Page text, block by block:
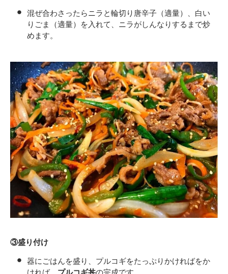
混ぜ合わさったらニラと輪切り唐辛子（適量）、白い
りごま（適量）を入れて、ニラがしんなりするまで炒
めます。
③盛り付け
器にごはんを盛り、プルコギをたっぷりかければをか